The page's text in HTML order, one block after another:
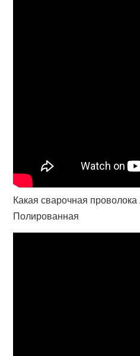
Какая сварочная
Полированная